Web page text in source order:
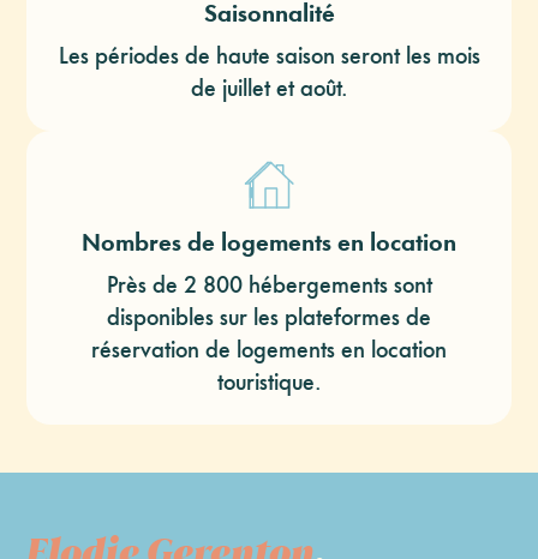
Saisonnalité
Les périodes de haute saison seront les mois
de juillet et août.
Nombres de logements en location
Près de 2 800 hébergements sont
disponibles sur les plateformes de
réservation de logements en location
touristique.